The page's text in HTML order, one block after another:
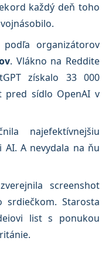
každý deň toho
organizátorov
. Vlákno na Reddite
získalo 33 000
pred sídlo OpenAI v
najefektívnejšiu
A nevydala na ňu
screenshot
srdiečkom. Starosta
list s ponukou